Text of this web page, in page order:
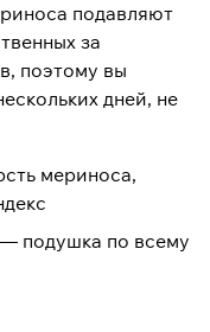
подавляют
за
поэтому вы
дней, не
мериноса,
подушка по всему